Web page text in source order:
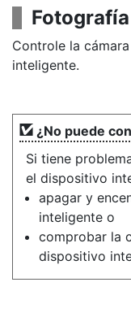
Controle la
inteligente.
¿No puede
Si tiene
el dispositivo
apagar y
inteligente o
comprobar la
dispositivo